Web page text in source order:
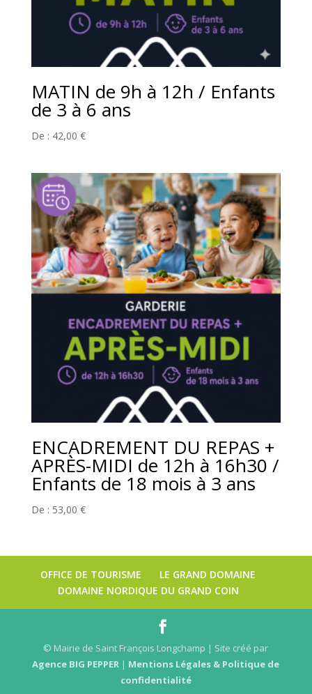
MATIN de 9h à 12h / Enfants
de 3 à 6 ans
De : 42,00 €
ENCADREMENT DU REPAS +
APRÈS-MIDI de 12h à 16h30 /
Enfants de 18 mois à 3 ans
De : 53,00 €
OFFICE DE TOURISME
LE GRAND DOMAINE
DOMAINE NORDIQUE DU GRAND COIN
© Mairie de Saint François Longchamp | Site créé par
Agence BIG PEPPER | Mentions Légales & Politique de
confidentialité